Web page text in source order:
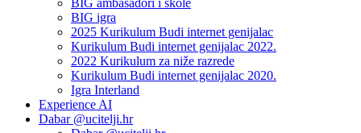
BIG igra
2025 Kurikulum Budi internet genijalac
Kurikulum Budi internet genijalac 2022.
2022 Kurikulum za niže razrede
Kurikulum Budi internet genijalac 2020.
Igra Interland
Experience AI
Dabar @ucitelji.hr